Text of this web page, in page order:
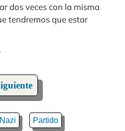
dos veces con la misma
tendremos que estar
Partido